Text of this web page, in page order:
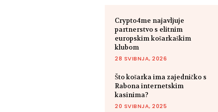
Crypto4me najavljuje
partnerstvo s elitnim
europskim košarkaškim
klubom
28 SVIBNJA, 2026
Što košarka ima zajedničko s
Rabona internetskim
kasinima?
20 SVIBNJA, 2025